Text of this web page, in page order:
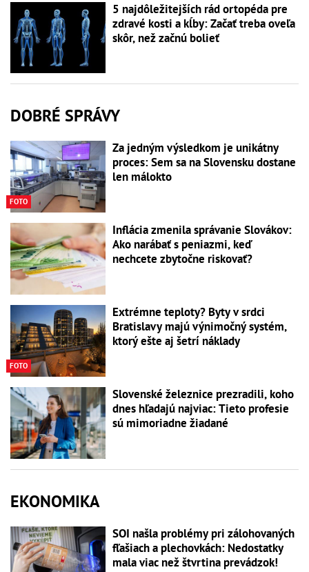
5 najdôležitejších rád ortopéda pre
zdravé kosti a kĺby: Začať treba oveľa
skôr, než začnú bolieť
DOBRÉ SPRÁVY
FOTO
Za jedným výsledkom je unikátny
proces: Sem sa na Slovensku dostane
len málokto
Inflácia zmenila správanie Slovákov:
Ako narábať s peniazmi, keď
nechcete zbytočne riskovať?
FOTO
Extrémne teploty? Byty v srdci
Bratislavy majú výnimočný systém,
ktorý ešte aj šetrí náklady
Slovenské železnice prezradili, koho
dnes hľadajú najviac: Tieto profesie
sú mimoriadne žiadané
EKONOMIKA
SOI našla problémy pri zálohovaných
fľašiach a plechovkách: Nedostatky
mala viac než štvrtina prevádzok!